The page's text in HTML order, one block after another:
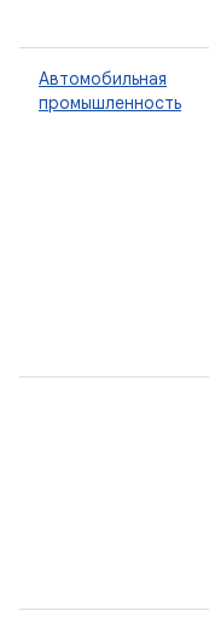
Автомобильная
промышленность